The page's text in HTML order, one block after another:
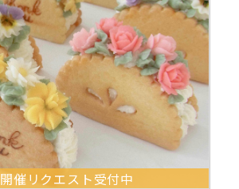
開催リクエスト受付中